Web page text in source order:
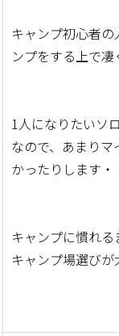
キャンプ初心者
ンプをする上で凄
1人になりたいソ
なので、あまり
かったりします・
キャンプに慣れ
キャンプ場選びが